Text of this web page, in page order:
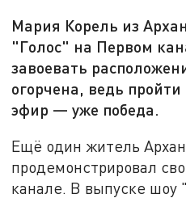
Мария Корель из
"Голос" на Первом
завоевать
огорчена, ведь
эфир — уже победа.
Ещё один житель
продемонстрировал
канале. В выпуске шоу